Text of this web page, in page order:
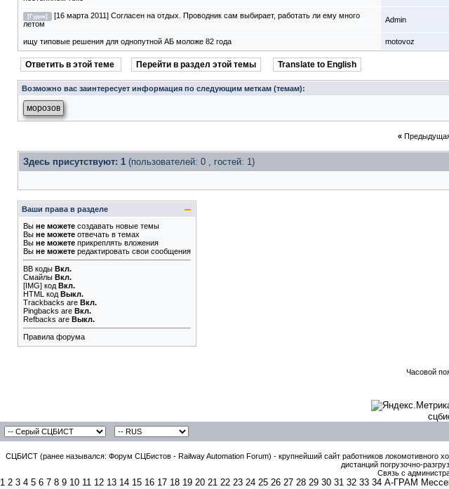
[Гудок]
[16 марта 2011] Согласен на отдых. Проводник сам выбирает, работать ли ему много
летом
Admin
ищу типовые решения для однопутной АБ моложе 82 года motovoz
Ответить в этой теме Перейти в раздел этой темы Translate to English
Возможно вас заинтересует информация по следующим меткам (темам):
морозов
«
Здесь присутствуют: 1 (пользователей: 0 , гостей: 1)
Ваши права в разделе
Вы не можете создавать новые темы
Вы не можете отвечать в темах
Вы не можете прикреплять вложения
Вы не можете редактировать свои сообщения
BB коды Вкл.
Смайлы Вкл.
[IMG] код Вкл.
HTML код Выкл.
Trackbacks are Вкл.
Pingbacks are Вкл.
Refbacks are Выкл.
Правила форума
Часовой
СЦБИСТ (ранее назывался: Форум СЦБистов - Railway Automation Forum) - крупнейший сайт работников локомотивного
дистанций погрузочно-
Связь с
1 2 3 4 5 6 7 8 9 10 11 12 13 14 15 16 17 18 19 20 21 22 23 24 25 26 27 28 29 30 31 32 33 34 А-ГРАМ